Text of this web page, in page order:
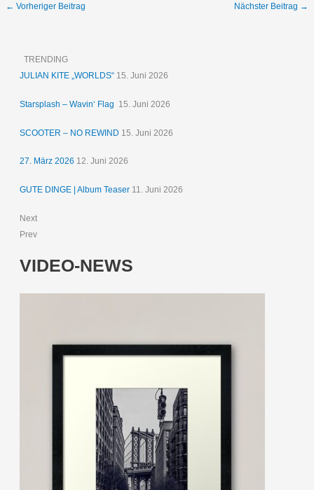
← Vorheriger Beitrag Nächster Beitrag →
TRENDING
JULIAN KITE „WORLDS“ 15. Juni 2026
Starsplash – Wavin‘ Flag 15. Juni 2026
SCOOTER – NO REWIND 15. Juni 2026
27. März 2026 12. Juni 2026
GUTE DINGE | Album Teaser 11. Juni 2026
Next
Prev
VIDEO-NEWS